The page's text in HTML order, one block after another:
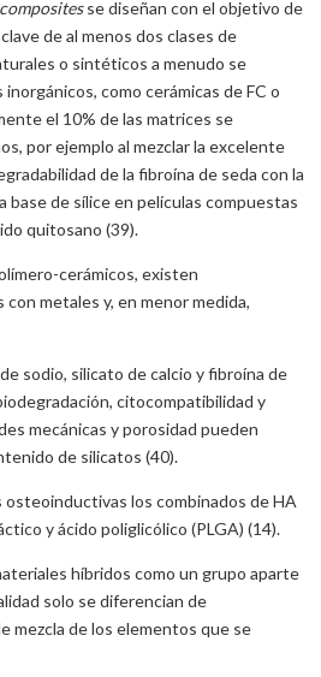
compositesse diseñan con el objetivo de
de al menos dos clases de
o sintéticos a menudo se
como cerámicas de FC o
el 10% de las matrices se
por ejemplo al mezclar la excelente
de la fibroína de seda con la
base de sílice en películas compuestas
quitosano (39).
cerámicos, existen
metales y, en menor medida,
sodio, silicato de calcio y fibroína de
citocompatibilidad y
mecánicas y porosidad pueden
de silicatos (40).
los combinados de HA
y ácido poliglicólico (PLGA) (14).
híbridos como un grupo aparte
solo se diferencian de
mezcla de los elementos que se